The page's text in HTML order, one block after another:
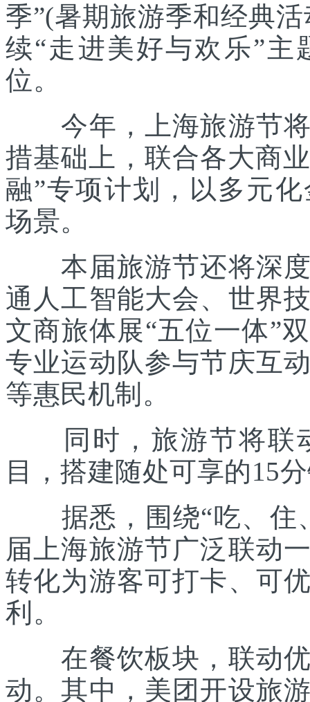
季”(暑期旅游季和经典
续“走进美好与欢乐”主
位。
今年，上海旅游节将
措基础上，联合各大商
融”专项计划，以多元
场景。
本届旅游节还将深度
通人工智能大会、世界
文商旅体展“五位一体”
专业运动队参与节庆互
等惠民机制。
同时，旅游节将联
目，搭建随处可享的15
据悉，围绕“吃、住
届上海旅游节广泛联动
转化为游客可打卡、可
利。
在餐饮板块，联动优
动。其中，美团开设旅